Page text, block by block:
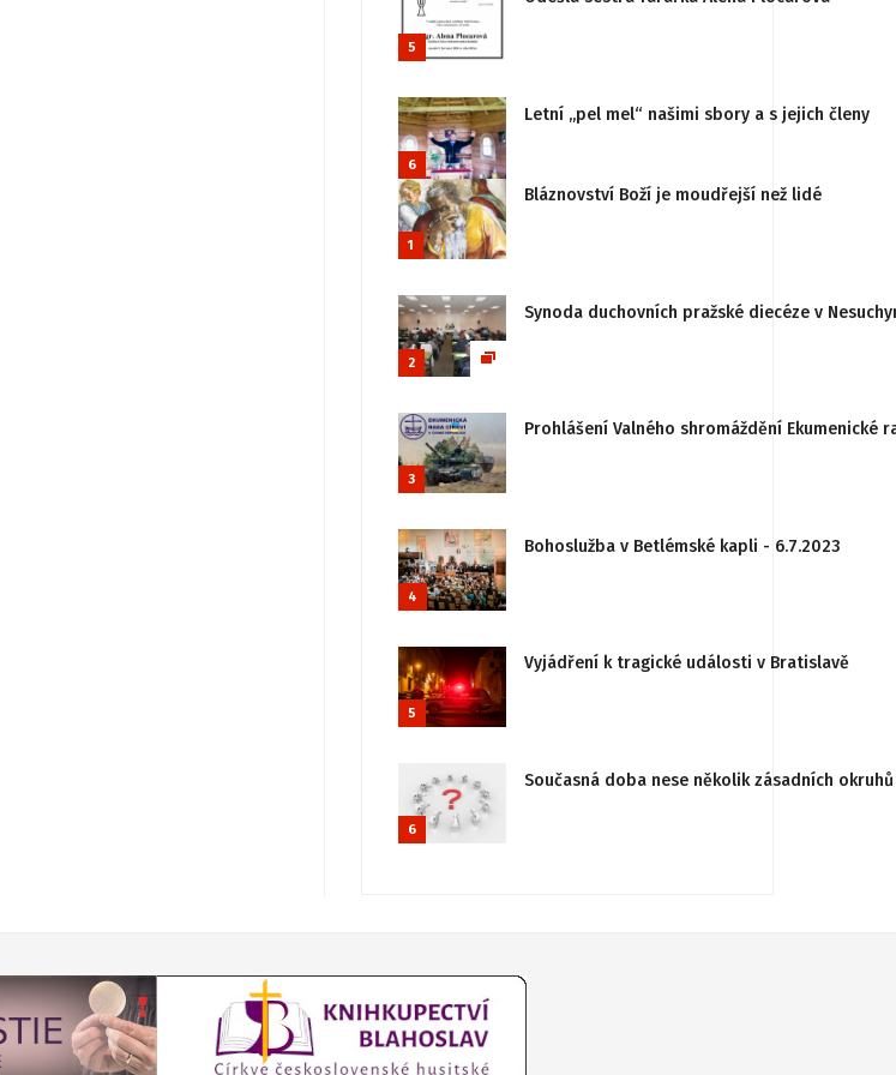
5
6
Letní „pel mel“ našimi sbory a s jejich členy
1
Bláznovství Boží je moudřejší než lidé
2
Synoda duchovních pražské diecéze v
3
Prohlášení Valného shromáždění
4
Bohoslužba v Betlémské kapli - 6.7.2023
5
Vyjádření k tragické události v Bratislavě
6
Současná doba nese několik zásadních